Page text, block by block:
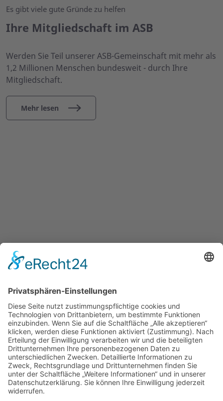
Es gibt viele gute Gründe zu helfen
Ihre Mitgliedschaft im ASB
Werden Sie Teil unserer ASB-Gemeinschaft mit mehr als
1,2 Millionen Menschen bundesweit - durch Ihre
Mitgliedschaft.
Mehr lesen
© 2026 ASB-Kreisverband Helmstedt
Impressum
Datenschutz